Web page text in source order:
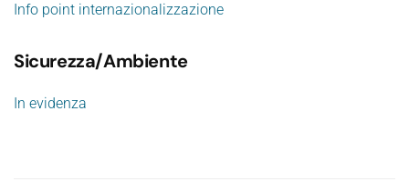
Info point internazionalizzazione
Sicurezza/Ambiente
In evidenza